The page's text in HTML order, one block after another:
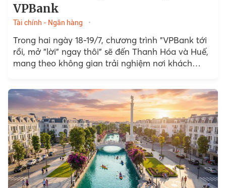
VPBank
Tài chính - Ngân hàng
Trong hai ngày 18-19/7, chương trình "VPBank tới
rồi, mở "lời" ngay thôi" sẽ đến Thanh Hóa và Huế,
mang theo không gian trải nghiệm nơi khách